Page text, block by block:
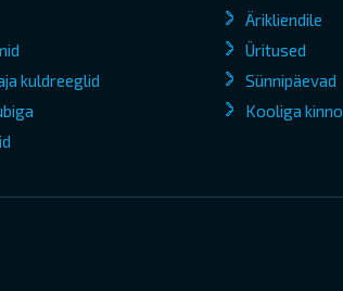
kuldreeglid
Ärikliendile
Üritused
Sünnipäevad
Kooliga kinno